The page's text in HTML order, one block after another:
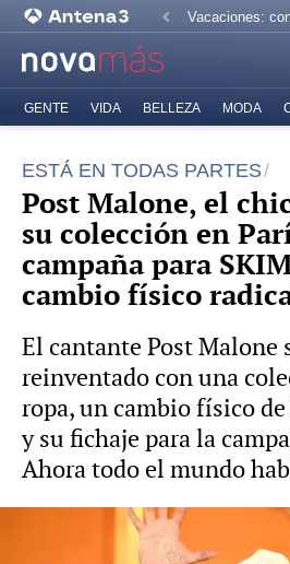
Vacaciones:
GENTE VIDA BELLEZA MODA
ESTÁ EN TODAS PARTES
Post Malone, el
su colección en
campaña para
cambio físico
El cantante Post Malone
reinventado con una
ropa, un cambio físico
y su fichaje para la
Ahora todo el mundo